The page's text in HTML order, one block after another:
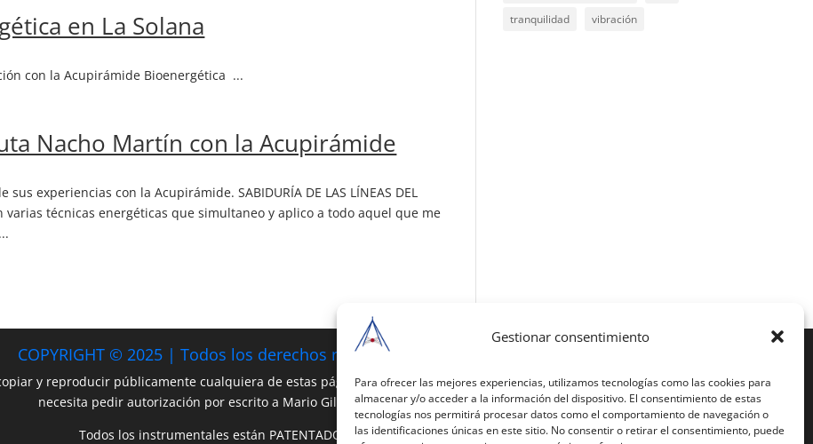
Gestionar consentimiento
Para ofrecer las mejores experiencias, utilizamos tecnologías como las cookies para
almacenar y/o acceder a la información del dispositivo. El consentimiento de estas
tecnologías nos permitirá procesar datos como el comportamiento de navegación o
las identificaciones únicas en este sitio. No consentir o retirar el consentimiento, puede
en La Solana
con la Acupirámide Bioenergética ...
Nacho Martín con la Acupirámide
experiencias con la Acupirámide. SABIDURÍA DE LAS LÍNEAS DEL
varias técnicas ener­géticas que simultaneo y aplico a todo aquel que me
tranquilidad
vibración
COPYRIGHT © 2025 | Todos los derechos reservados
y reproducir públicamente cualquiera de estas páginas o parte de ellas,
necesita pedir autorización por escrito a Mario Gil Sánchez.
Todos los instrumentales están PATENTADOS.